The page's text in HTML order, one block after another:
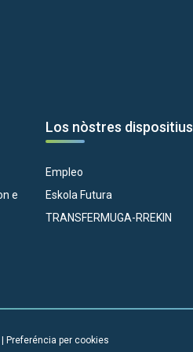
e
Los nòstres dispositius
Empleo
Eskola Futura
TRANSFERMUGA-RREKIN
Preferéncia per cookies